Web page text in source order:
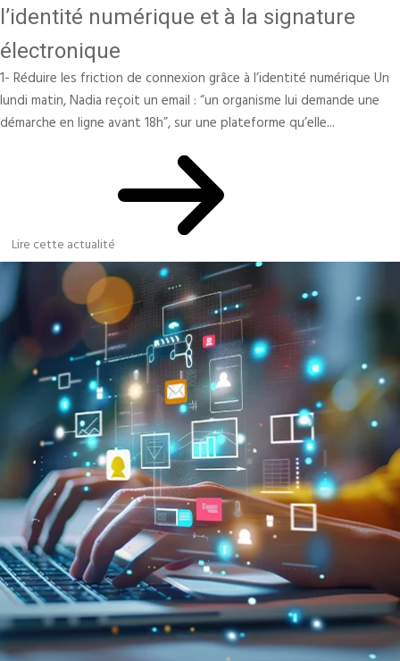
l’identité numérique et à la signature
électronique
1- Réduire les friction de connexion grâce à l’identité numérique Un
lundi matin, Nadia reçoit un email : “un organisme lui demande une
démarche en ligne avant 18h”, sur une plateforme qu’elle...
Lire cette actualité